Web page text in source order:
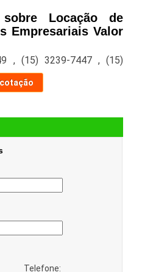
Locação de
Empresariais Valor
, (15) 3239-7447 ,(15)
Telefone: